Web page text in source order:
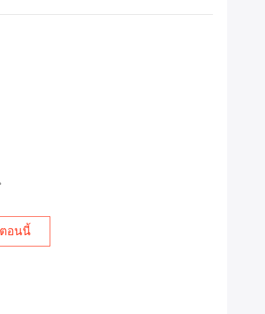
อนนี้